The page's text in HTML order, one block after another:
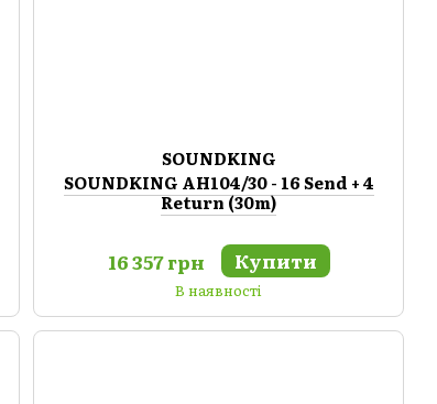
SOUNDKING
SOUNDKING AH104/30 - 16 Send + 4
Return (30m)
16 357 грн Купити
В наявності